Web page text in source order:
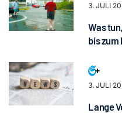
3. JULI
Was
bis zum
3. JULI
Lange